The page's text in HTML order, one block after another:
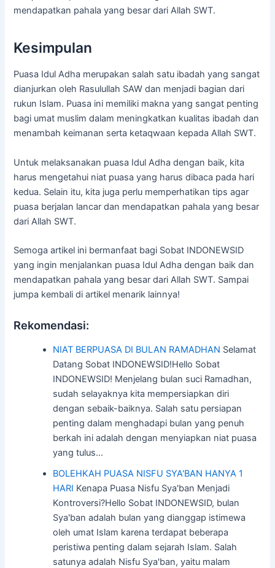
mendapatkan pahala yang besar dari Allah SWT.
Kesimpulan
Puasa Idul Adha merupakan salah satu ibadah yang sangat
dianjurkan oleh Rasulullah SAW dan menjadi bagian dari
rukun Islam. Puasa ini memiliki makna yang sangat penting
bagi umat muslim dalam meningkatkan kualitas ibadah dan
menambah keimanan serta ketaqwaan kepada Allah SWT.
Untuk melaksanakan puasa Idul Adha dengan baik, kita
harus mengetahui niat puasa yang harus dibaca pada hari
kedua. Selain itu, kita juga perlu memperhatikan tips agar
puasa berjalan lancar dan mendapatkan pahala yang besar
dari Allah SWT.
Semoga artikel ini bermanfaat bagi Sobat INDONEWSID
yang ingin menjalankan puasa Idul Adha dengan baik dan
mendapatkan pahala yang besar dari Allah SWT. Sampai
jumpa kembali di artikel menarik lainnya!
Rekomendasi:
NIAT BERPUASA DI BULAN RAMADHAN Selamat
Datang Sobat INDONEWSID!Hello Sobat
INDONEWSID! Menjelang bulan suci Ramadhan,
sudah selayaknya kita mempersiapkan diri
dengan sebaik-baiknya. Salah satu persiapan
penting dalam menghadapi bulan yang penuh
berkah ini adalah dengan menyiapkan niat puasa
yang tulus…
BOLEHKAH PUASA NISFU SYA'BAN HANYA 1
HARI Kenapa Puasa Nisfu Sya'ban Menjadi
Kontroversi?Hello Sobat INDONEWSID, bulan
Sya'ban adalah bulan yang dianggap istimewa
oleh umat Islam karena terdapat beberapa
peristiwa penting dalam sejarah Islam. Salah
satunya adalah Nisfu Sya'ban, yaitu malam